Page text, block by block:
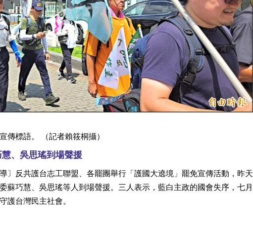
傳標語。 （記者賴筱桐攝）
、吳思瑤到場聲援
〕反共護台志工聯盟、各罷團舉行「護國大遶境」罷免宣傳活動，昨天
蘇巧慧、吳思瑤等人到場聲援。三人表示，藍白主政的國會失序，七月
護台灣民主社會。